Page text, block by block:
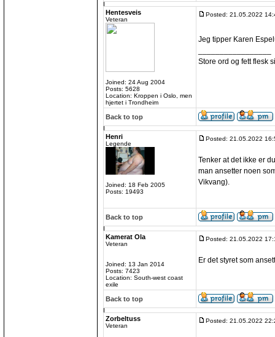
Hentesveis
Veteran
Joined: 24 Aug 2004
Posts: 5628
Location: Kroppen i Oslo, men
hjertet i Trondheim
Posted: 21.05.2022
Jeg tipper Karen
Store ord og fett flesk
Back to top
Henri
Legende
Joined: 18 Feb 2005
Posts: 19493
Posted: 21.05.2022
Tenker at det ikke er
man ansetter noen
Vikvang).
Back to top
Kamerat Ola
Veteran
Joined: 13 Jan 2014
Posts: 7423
Location: South-west coast
exile
Posted: 21.05.2022
Er det styret som
Back to top
Zorbeltuss
Veteran
Posted: 21.05.2022